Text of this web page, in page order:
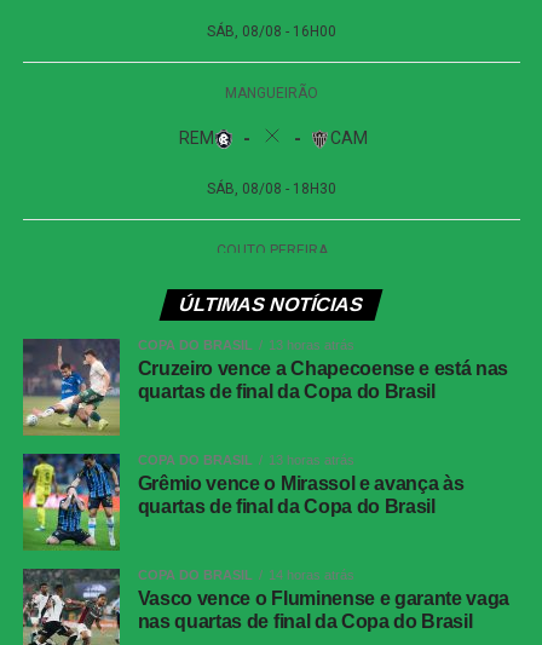
09 de agosto de 2026 (domingo)
Campeonato Brasileiro – Série A
Data:08 de agosto de 2026 (sábado)
18h30 (de Brasília)
TÉCNICA
Placar
Juventude 0 x 1 Atlético-MG
Competição
volta
Local
Estádio Alfredo Jaconi, Caxias do Sul (RS)
Data
Horário
19h30, no horário de Brasília
Cartões
Juventude: Alisson Safira e
ÚLTIMAS NOTÍCIAS
COPA DO BRASIL 13 horas atrás
Cruzeiro vence a Chapecoense e está nas
quartas de final da Copa do Brasil
COPA DO BRASIL 13 horas atrás
Grêmio vence o Mirassol e avança às
quartas de final da Copa do Brasil
COPA DO BRASIL 14 horas atrás
Vasco vence o Fluminense e garante vaga
nas quartas de final da Copa do Brasil